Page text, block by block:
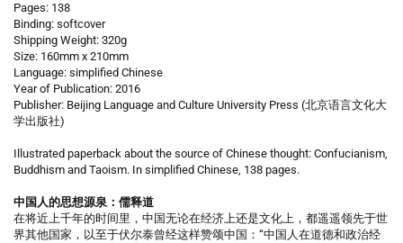
Pages: 138
Binding: softcover
Shipping Weight: 320g
Size: 160mm x 210mm
Language: simplified Chinese
Year of Publication: 2016
Publisher: Beijing Language and Culture University Press (北京语言文化大
学出版社)
Illustrated paperback about the source of Chinese thought: Confucianism,
Buddhism and Taoism. In simplified Chinese, 138 pages.
中国人的思想源泉：儒释道
在将近上千年的时间里，中国无论在经济上还是文化上，都遥遥领先于世
界其他国家，以至于伏尔泰曾经这样赞颂中国：“中国人在道德和政治经